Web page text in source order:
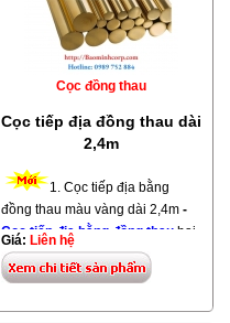
Cọc đồng thau
Cọc tiếp địa đồng thau dài
2,4m
1. Cọc tiếp địa bằng
đồng thau màu vàng dài 2,4m -
Cọc tiếp địa bằng đồng thau hai
đầu không nhọn và không có ren.
BaoMinhTech.com là đại lý phân
Giá: Liên hệ